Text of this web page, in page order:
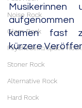
Noise Rock
Glam Rock
Psychedelic/Space Rock
Stoner Rock
Alternative Rock
Hard Rock
Musikerinnen
kamen fast
kürzere